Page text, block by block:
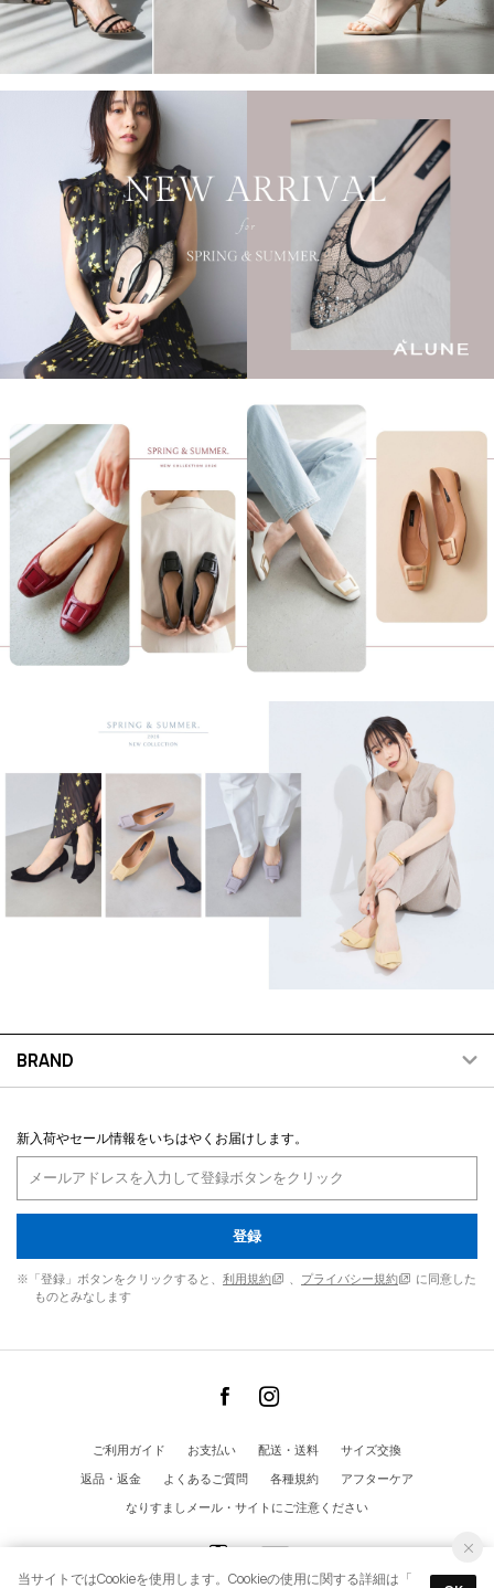
BRAND
新入荷やセール情報をいちはやくお届けします。
登録
※「登録」ボタンをクリックすると、 利用規約 プライバシー規約
に同意した
ものとみなします
ご利用ガイド お支払い 配送・送料
サイズ交換
返品・返金
よくあるご質問 各種規約
アフターケア
なりすましメール・サイトにご注意ください
当サイトではCookieを使用します。Cookieの使用に関する詳細は「